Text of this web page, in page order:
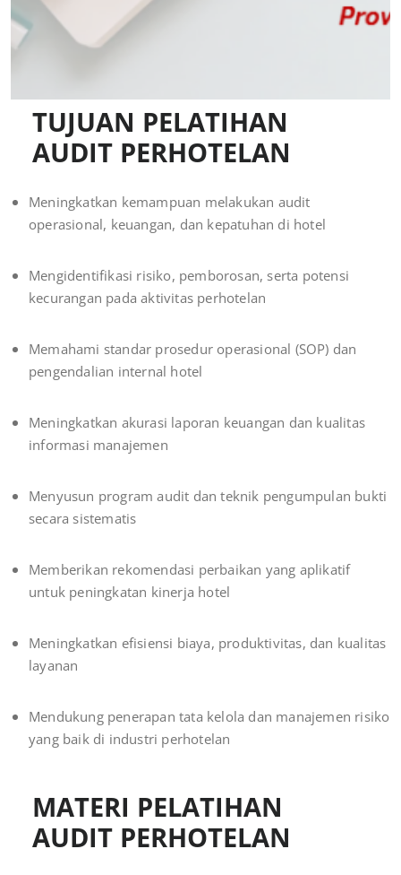
TUJUAN PELATIHAN
AUDIT PERHOTELAN
Meningkatkan kemampuan melakukan audit
operasional, keuangan, dan kepatuhan di hotel
Mengidentifikasi risiko, pemborosan, serta potensi
kecurangan pada aktivitas perhotelan
Memahami standar prosedur operasional (SOP) dan
pengendalian internal hotel
Meningkatkan akurasi laporan keuangan dan kualitas
informasi manajemen
Menyusun program audit dan teknik pengumpulan bukti
secara sistematis
Memberikan rekomendasi perbaikan yang aplikatif
untuk peningkatan kinerja hotel
Meningkatkan efisiensi biaya, produktivitas, dan kualitas
layanan
Mendukung penerapan tata kelola dan manajemen risiko
yang baik di industri perhotelan
MATERI PELATIHAN
AUDIT PERHOTELAN